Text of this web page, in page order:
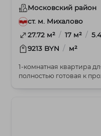
Московский район
ст. м. Михалово
27.72 м² / 17 м² /
9213 BYN / м²
1-комнатная квартира
полностью готовая к